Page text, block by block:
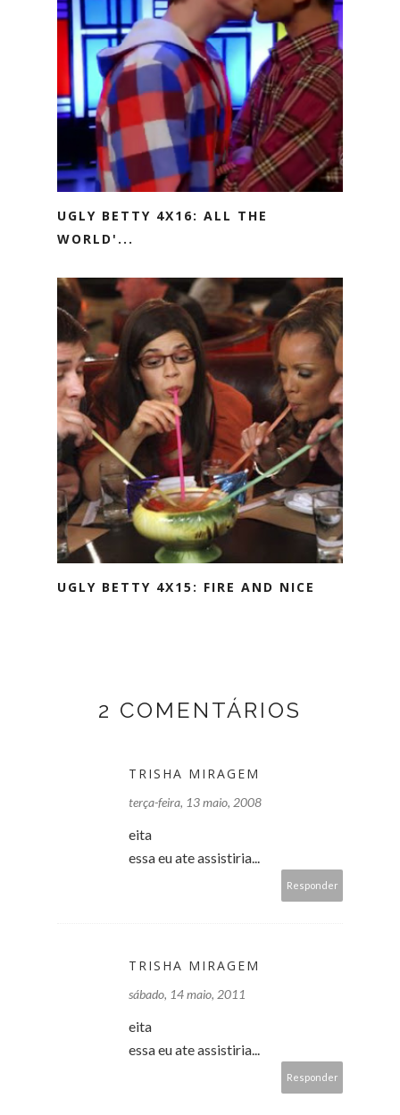
UGLY BETTY 4X16: ALL THE
WORLD'...
UGLY BETTY 4X15: FIRE AND NICE
2 COMENTÁRIOS
TRISHA MIRAGEM
terça-feira, 13 maio, 2008
eita
essa eu ate assistiria...
Responder
TRISHA MIRAGEM
sábado, 14 maio, 2011
eita
essa eu ate assistiria...
Responder